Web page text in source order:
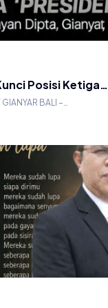
Posisi Ketiga…
BALI –…